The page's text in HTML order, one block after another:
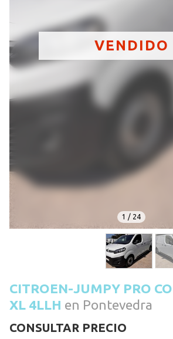
1 / 24
CITROEN-JUMPY PRO
XL 4LLH en Pontevedra
CONSULTAR PRECIO